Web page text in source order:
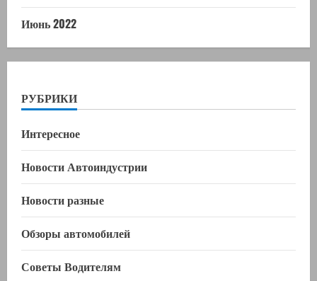
Июнь 2022
РУБРИКИ
Интересное
Новости Автоиндустрии
Новости разные
Обзоры автомобилей
Советы Водителям